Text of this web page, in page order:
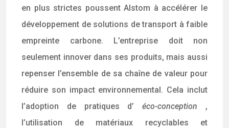
en plus strictes poussent Alstom à accélérer le
développement de solutions de transport à faible
empreinte carbone. L’entreprise doit non
seulement innover dans ses produits, mais aussi
repenser l’ensemble de sa chaîne de valeur pour
réduire son impact environnemental. Cela inclut
l’adoption de pratiques d’éco-conception ,
l’utilisation de matériaux recyclables et